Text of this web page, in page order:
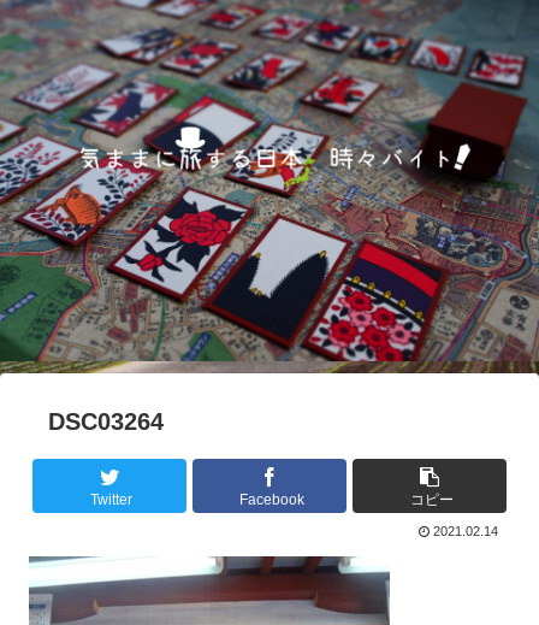
DSC03264
Twitter Facebook コピー
2021.02.14